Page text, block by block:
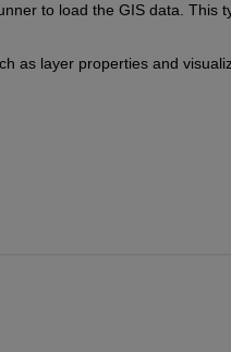
to load the GIS data. This
as layer properties and